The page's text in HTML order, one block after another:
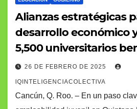
Alianzas estratégicas
desarrollo económico
5,500 universitarios
26 DE FEBRERO DE 2025
IQINTELIGENCIACOLECTIVA
Cancún, Q. Roo. – En un paso